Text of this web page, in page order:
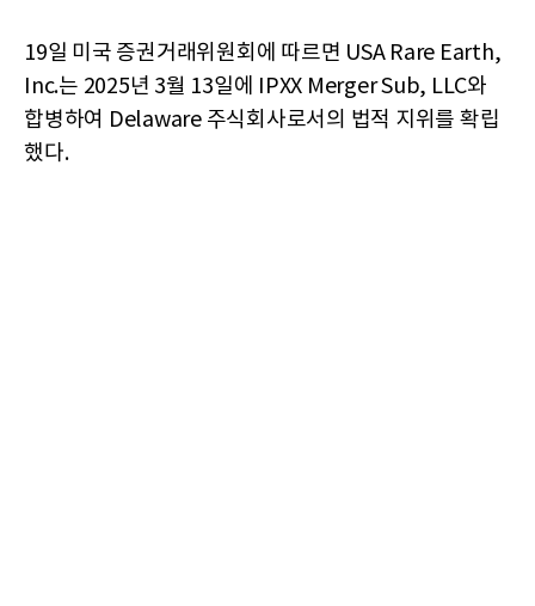
19일 미국 증권거래위원회에 따르면 USA Rare Earth,
Inc.는 2025년 3월 13일에 IPXX Merger Sub, LLC와
합병하여 Delaware 주식회사로서의 법적 지위를 확립
했다.